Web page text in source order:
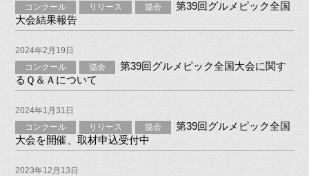
コンクール
リリース 協会
第39回グルメピック全国
大会結果報告
2024年2月19日
コンクール
協会
第39回グルメピック全国大会に関す
るＱ＆Ａについて
2024年1月31日
コンクール
リリース 協会
第39回グルメピック全国
大会を開催、取材申込受付中
2023年12月13日